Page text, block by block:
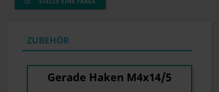
ZUBEHÖR
Gerade Haken M4x14/5